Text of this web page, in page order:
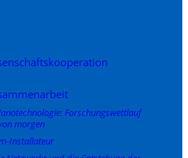
Forschungswettlauf
morgen
Installateur